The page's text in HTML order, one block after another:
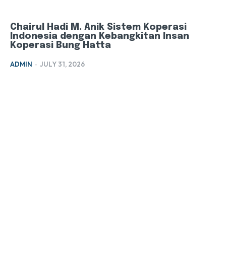
Chairul Hadi M. Anik Sistem Koperasi
Indonesia dengan Kebangkitan Insan
Koperasi Bung Hatta
ADMIN - JULY 31, 2026